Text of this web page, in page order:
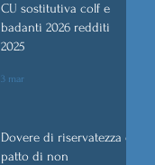
CU sostitutiva colf e
badanti 2026 redditi
2025
3 mar
Dovere di riservatezza e
patto di non